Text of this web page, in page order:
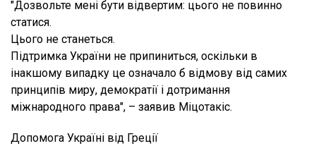
"Дозвольте мені бути відвертим: цього не повинно
статися.
Цього не станеться.
Підтримка України не припиниться, оскільки в
інакшому випадку це означало б відмову від самих
принципів миру, демократії і дотримання
міжнародного права", – заявив Міцотакіс.
Допомога Україні від Греції